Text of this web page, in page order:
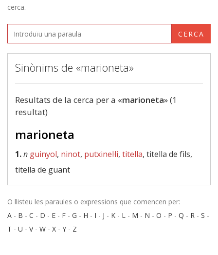
cerca.
CERCA
Sinònims de «marioneta»
Resultats de la cerca per a «marioneta» (1
resultat)
marioneta
1.n guinyol, ninot, putxinel·li, titella, titella de fils,
titella de guant
O llisteu les paraules o expressions que comencen per:
A - B - C - D - E - F - G - H - I - J - K - L - M - N - O - P - Q - R - S -
T - U - V- W - X - Y - Z